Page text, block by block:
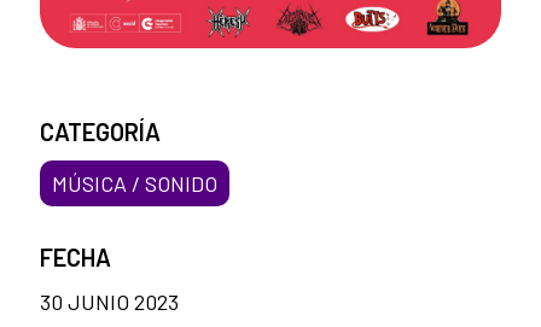
CATEGORÍA
MÚSICA / SONIDO
FECHA
30 JUNIO 2023